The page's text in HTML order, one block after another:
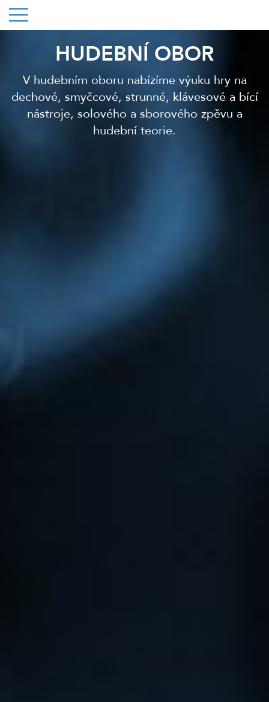
HUDEBNÍ OBOR
V hudebním oboru nabízíme výuku hry na
dechové, smyčcové, strunné, klávesové a bící
nástroje, solového a sborového zpěvu a
hudební teorie.